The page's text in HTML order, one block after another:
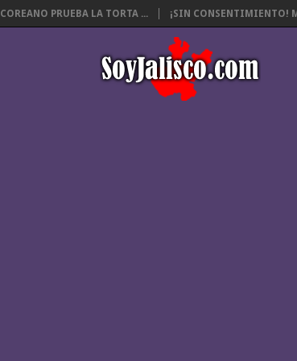
COREANO PRUEBA LA TORTA ... ¡SIN CONSENTIMIENTO!